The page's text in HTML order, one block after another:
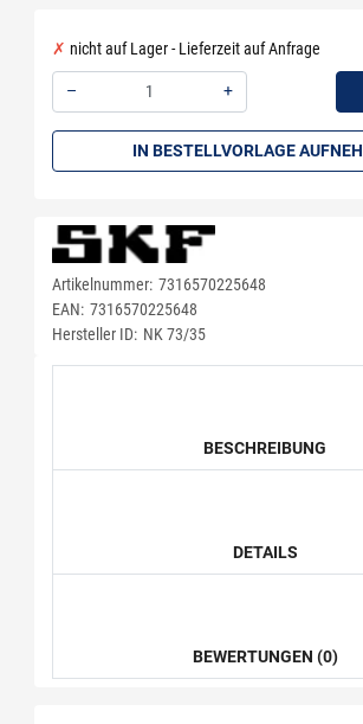
nicht auf Lager - Lieferzeit auf Anfrage
–
+
IN BESTELLVORLAGE
Artikelnummer: 7316570225648
EAN: 7316570225648
Hersteller ID: NK 73/35
BESCHREIBUNG
DETAILS
BEWERTUNGEN (0)